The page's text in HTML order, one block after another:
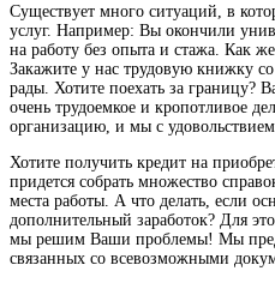
Существует много ситуаций, в
услуг. Например: Вы окончили
на работу без опыта и стажа. Как
Закажите у нас трудовую книжку
рады. Хотите поехать за границу?
очень трудоемкое и кропотливое
организацию, и мы с
Хотите получить кредит на
придется собрать множество
места работы. А что делать, если
дополнительный заработок? Для
мы решим Ваши проблемы! Мы
связанных со всевозможными